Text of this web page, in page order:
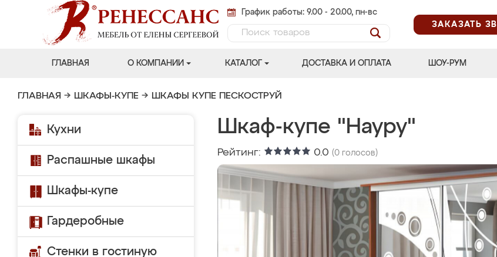
График работы: 9.00 - 20.00, пн-вс
ЗАКАЗАТЬ
ГЛАВНАЯ О КОМПАНИИ КАТАЛОГ ДОСТАВКА И ОПЛАТА ШОУ-РУМ
ГЛАВНАЯ → ШКАФЫ-КУПЕ → ШКАФЫ КУПЕ ПЕСКОСТРУЙ
Кухни
Распашные шкафы
Шкафы-купе
Гардеробные
Стенки в гостиную
Шкаф-купе "Науру"
Рейтинг: 0.0 (0 голосов)